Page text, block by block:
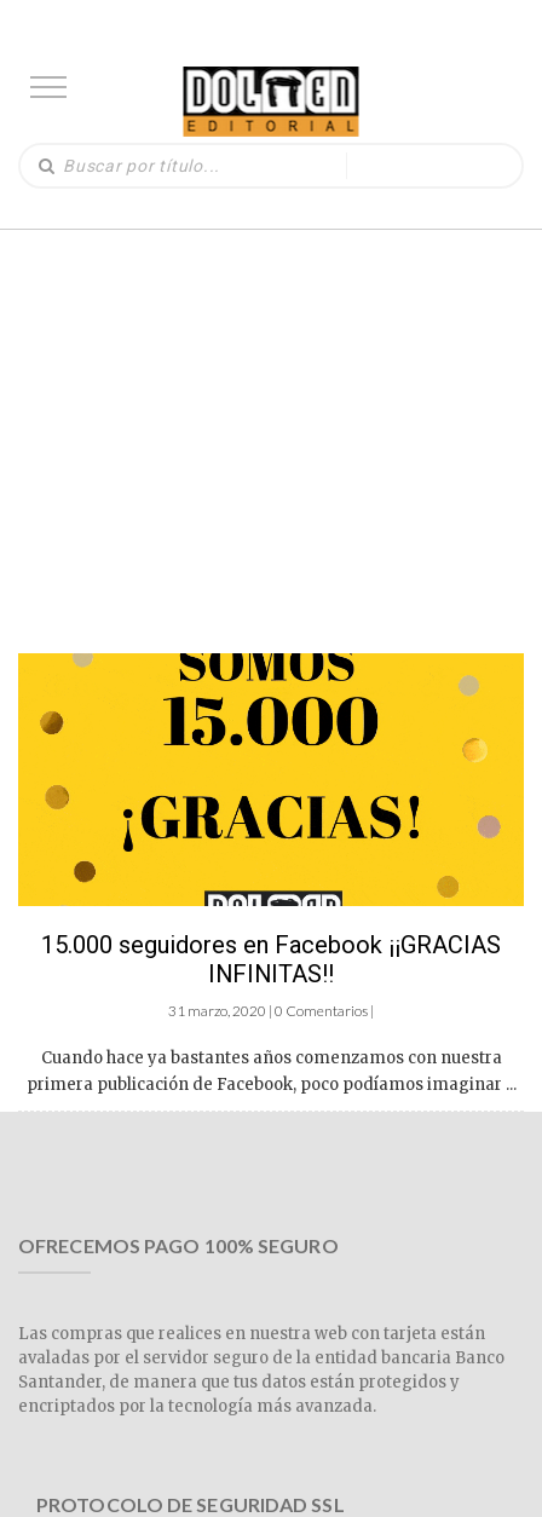
15.000 seguidores en Facebook ¡¡GRACIAS
INFINITAS!!
31 marzo, 2020 | 0 Comentarios |
Cuando hace ya bastantes años comenzamos con nuestra
primera publicación de Facebook, poco podíamos imaginar ...
OFRECEMOS PAGO 100% SEGURO
Las compras que realices en nuestra web con tarjeta están
avaladas por el servidor seguro de la entidad bancaria Banco
Santander, de manera que tus datos están protegidos y
encriptados por la tecnología más avanzada.
PROTOCOLO DE SEGURIDAD SSL